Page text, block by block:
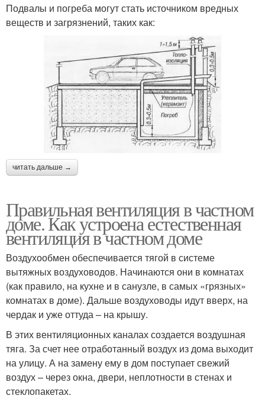
Подвалы и погреба могут стать источником вредных
веществ и загрязнений, таких как:
читать дальше →
Правильная вентиляция в частном
доме. Как устроена естественная
вентиляция в частном доме
Воздухообмен обеспечивается тягой в системе
вытяжных воздуховодов. Начинаются они в комнатах
(как правило, на кухне и в санузле, в самых «грязных»
комнатах в доме). Дальше воздуховоды идут вверх, на
чердак и уже оттуда – на крышу.
В этих вентиляционных каналах создается воздушная
тяга. За счет нее отработанный воздух из дома выходит
на улицу. А на замену ему в дом поступает свежий
воздух – через окна, двери, неплотности в стенах и
стеклопакетах.